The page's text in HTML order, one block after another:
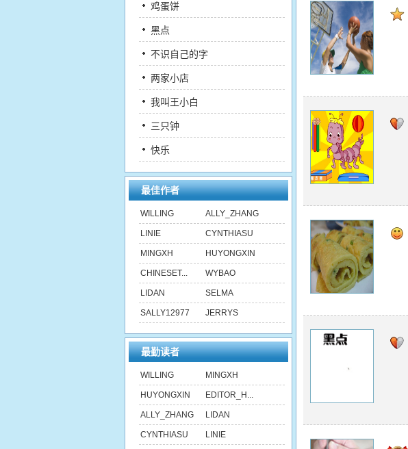
鸡蛋饼
黑点
不识自己的字
两家小店
我叫王小白
三只钟
快乐
最佳作者
WILLING ALLY_ZHANG
LINIE CYNTHIASU
MINGXH HUYONGXIN
CHINESET... WYBAO
LIDAN SELMA
SALLY12977 JERRYS
最勤读者
WILLING MINGXH
HUYONGXIN EDITOR_H...
ALLY_ZHANG LIDAN
CYNTHIASU LINIE